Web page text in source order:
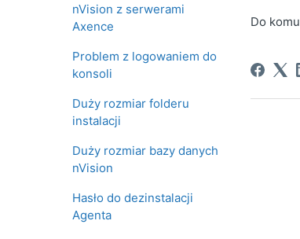
nVision z serwerami
Axence
Problem z logowaniem do
konsoli
Duży rozmiar folderu
instalacji
Duży rozmiar bazy danych
nVision
Hasło do dezinstalacji
Agenta
Do